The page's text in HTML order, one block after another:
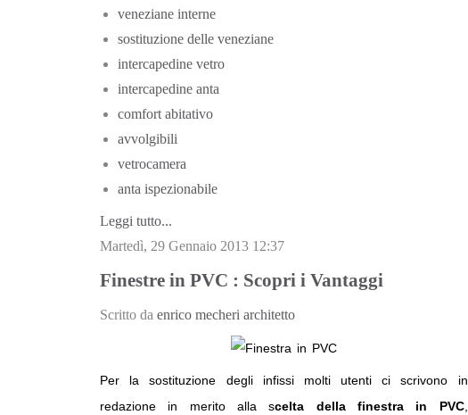
veneziane interne
sostituzione delle veneziane
intercapedine vetro
intercapedine anta
comfort abitativo
avvolgibili
vetrocamera
anta ispezionabile
Leggi tutto...
Martedì, 29 Gennaio 2013 12:37
Finestre in PVC : Scopri i Vantaggi
Scritto da enrico mecheri architetto
Per la sostituzione degli infissi molti utentici scrivono in
redazione in merito alla scelta della finestra in PVC,